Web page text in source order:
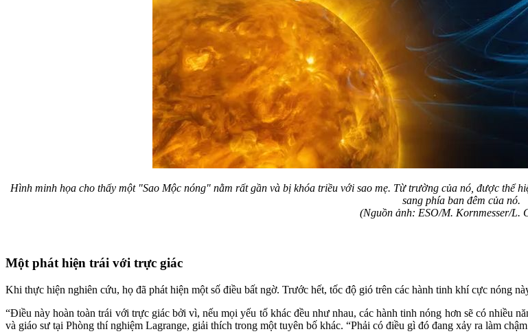
Hình minh họa cho thấy một "Sao Mộc nóng" nằm rất gần và bị khóa triều với sao mẹ. Từ trường của nó, được thể
sang phía ban đêm của nó.
(Nguồn ảnh: ESO/M. Kornmesser/L.
Một phát hiện trái với trực giác
Khi thực hiện nghiên cứu, họ đã phát hiện một số điều bất ngờ. Trước hết, tốc độ gió trên các hành tinh khí cực nóng
“Điều này hoàn toàn trái với trực giác bởi vì, nếu mọi yếu tố khác đều như nhau, các hành tinh nóng hơn sẽ có nhiều
và giáo sư tại Phòng thí nghiệm Lagrange, giải thích trong một tuyên bố khác. “Phải có điều gì đó đang xảy ra làm